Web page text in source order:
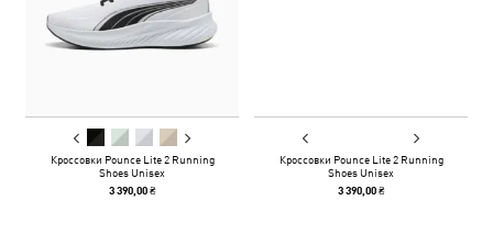
Кроссовки Pounce Lite 2 Running
Shoes Unisex
3 390,00 ₴
Кроссовки Pounce Lite 2 Running
Shoes Unisex
3 390,00 ₴